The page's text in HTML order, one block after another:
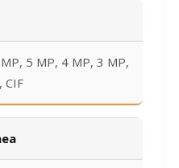
5 MP, 4 MP, 3 MP,
CIF